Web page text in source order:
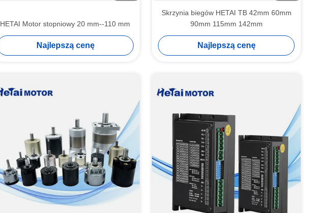
HETAI Motor stopniowy 20 mm--110 mm
Najlepszą cenę
Skrzynia biegów HETAI TB 42mm 60mm
90mm 115mm 142mm
Najlepszą cenę